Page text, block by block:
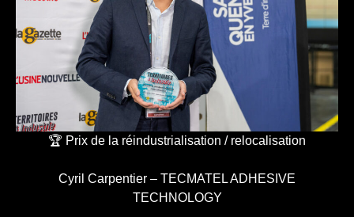
🏆 Prix de la réindustrialisation / relocalisation
Cyril Carpentier – TECMATEL ADHESIVE
TECHNOLOGY